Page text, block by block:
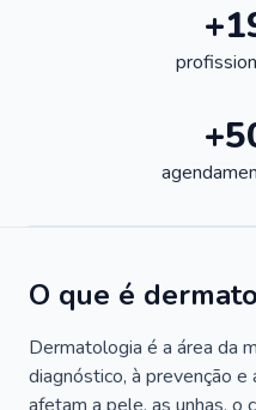
O que é
Dermatologia é a área da
diagnóstico, à prevenção